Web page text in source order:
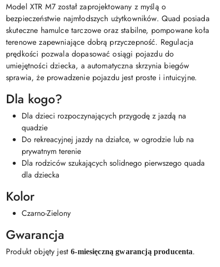
Model XTR M7 został zaprojektowany z myślą o
bezpieczeństwie najmłodszych użytkowników. Quad posiada
skuteczne hamulce tarczowe oraz stabilne, pompowane koła
terenowe zapewniające dobrą przyczepność. Regulacja
prędkości pozwala dopasować osiągi pojazdu do
umiejętności dziecka, a automatyczna skrzynia biegów
sprawia, że prowadzenie pojazdu jest proste i intuicyjne.
Dla kogo?
Dla dzieci rozpoczynających przygodę z jazdą na
quadzie
Do rekreacyjnej jazdy na działce, w ogrodzie lub na
prywatnym terenie
Dla rodziców szukających solidnego pierwszego quada
dla dziecka
Kolor
Czarno-Zielony
Gwarancja
Produkt objęty jest6-miesięczną gwarancją producenta.